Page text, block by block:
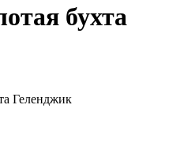
бухта
Геленджик